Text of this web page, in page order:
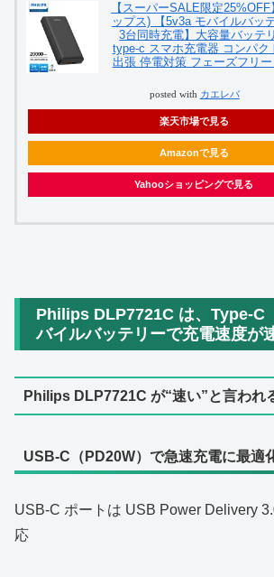
【スーパーSALE限定
ップス) 【5v3a モバイルバッ
3台同時充電】大容量バッテ
type-c スマホ充電器 コンパク
出張 停電対策 フェーズフリ
posted with カエレバ
楽天市場で見る
Amazonで見る
Yahooショッピングで見る
Philips DLP7721C は、Type‑C
バイルバッテリーで充電速度が
Philips DLP7721C が“速い”と言われ
USB‑C（PD20W）で急速充電に最適
USB‑C ポートは USB Power Delivery
応